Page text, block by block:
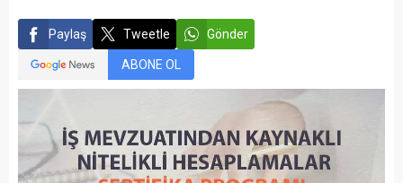
Paylaş Tweetle Gönder
ABONE OL